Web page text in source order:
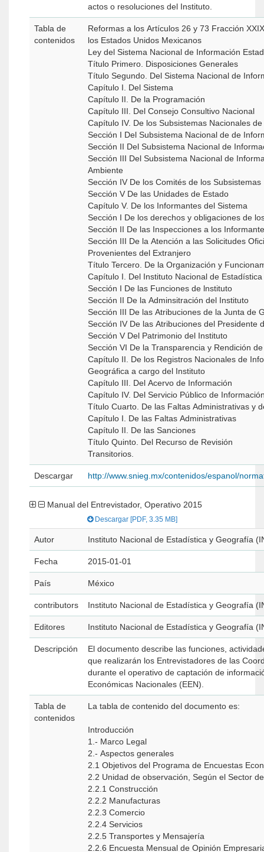
actos o resoluciones del Instituto.
Tabla de
contenidos
Reformas a los Artículos 26 y 73 Fracción
los Estados Unidos Mexicanos
Ley del Sistema Nacional de Información
Título Primero. Disposiciones Generales
Título Segundo. Del Sistema Nacional de
Capítulo I. Del Sistema
Capítulo II. De la Programación
Capítulo III. Del Consejo Consultivo Nacional
Capítulo IV. De los Subsistemas Nacionales
Sección I Del Subsistema Nacional de de
Sección II Del Subsistema Nacional de
Sección III Del Subsistema Nacional de
Ambiente
Sección IV De los Comités de los Subsistemas
Sección V De las Unidades de Estado
Capítulo V. De los Informantes del Sistema
Sección I De los derechos y obligaciones de
Sección II De las Inspecciones a los
Sección III De la Atención a las Solicitudes
Provenientes del Extranjero
Título Tercero. De la Organización y
Capítulo I. Del Instituto Nacional de
Sección I De las Funciones de lnstituto
Sección II De la Adminsitración del Instituto
Sección III De las Atribuciones de la Junta de
Sección IV De las Atribuciones del Presidente
Sección V Del Patrimonio del Instituto
Sección VI De la Transparencia y Rendición
Capítulo II. De los Registros Nacionales de
Geográfica a cargo del Instituto
Capítulo III. Del Acervo de Información
Capítulo IV. Del Servicio Público de
Título Cuarto. De las Faltas Administrativas y
Capítulo I. De las Faltas Administrativas
Capítulo II. De las Sanciones
Título Quinto. Del Recurso de Revisión
Transitorios.
Descargar http://www.snieg.mx/contenidos/espanol/
Manual del Entrevistador, Operativo 2015
Descargar [PDF, 3.35 MB]
Autor Instituto Nacional de Estadística y Geografía
Fecha 2015-01-01
País México
contributors Instituto Nacional de Estadística y Geografía
Editores Instituto Nacional de Estadística y Geografía
Descripción
El documento describe las funciones,
que realizarán los Entrevistadores de las
durante el operativo de captación de
Económicas Nacionales (EEN).
Tabla de
contenidos
La tabla de contenido del documento es:
Introducción
1.- Marco Legal
2.- Aspectos generales
2.1 Objetivos del Programa de Encuestas
2.2 Unidad de observación, Según el Sector
2.2.1 Construcción
2.2.2 Manufacturas
2.2.3 Comercio
2.2.4 Servicios
2.2.5 Transportes y Mensajería
2.2.6 Encuesta Mensual de Opinión